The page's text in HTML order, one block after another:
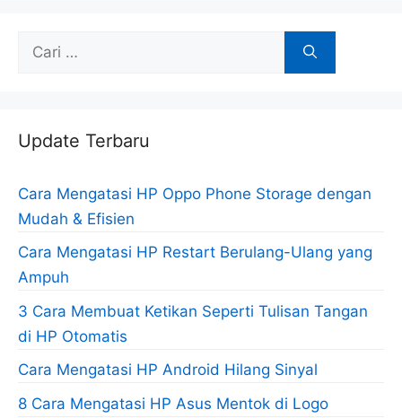
Cari
Update Terbaru
Cara Mengatasi HP Oppo Phone Storage dengan
Mudah & Efisien
Cara Mengatasi HP Restart Berulang-Ulang yang
Ampuh
3 Cara Membuat Ketikan Seperti Tulisan Tangan
di HP Otomatis
Cara Mengatasi HP Android Hilang Sinyal
8 Cara Mengatasi HP Asus Mentok di Logo